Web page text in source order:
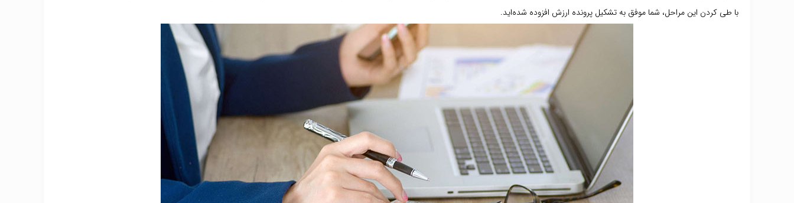
با طی کردن این مراحل، شما موفق به تشکیل پرونده ارزش افزوده شده‌اید.